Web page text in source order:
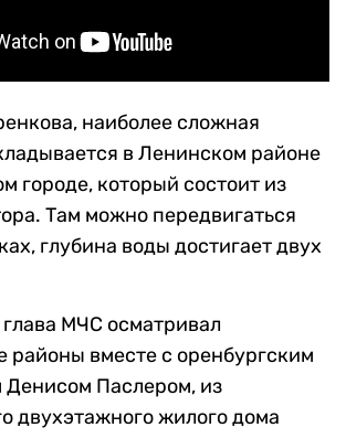
наиболее сложная
в Ленинском районе
городе, который состоит из
Там можно передвигаться
глубина воды достигает двух
глава МЧС осматривал
районы вместе с оренбургским
Денисом Паслером, из
двухэтажного жилого дома